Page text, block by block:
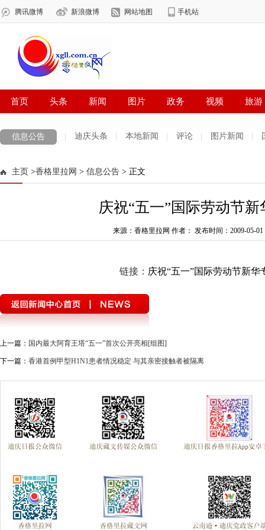
信息公告 迪庆头条 本地新闻 评论 图片新闻
主页 >香格里拉网 > 信息公告 > 正文
庆祝“五一”国际劳动节新
来源：香格里拉网 作者： 发布时间：2009-05-01
链接： 庆祝“五一”国际劳动节新华
上一篇： 国内最大阿育王塔“五一”首次公开亮相[组图]
下一篇： 香港首例甲型H1N1患者情况稳定 与其亲密接触者被隔离